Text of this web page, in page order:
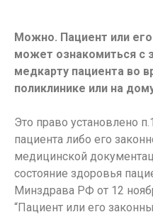
Можно. Пациент или
может ознакомиться с
медкарту пациента во
поликлинике или на
Это право установлено
пациента либо его
медицинской
состояние здоровья
Минздрава РФ от 12
“Пациент или его